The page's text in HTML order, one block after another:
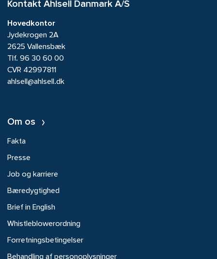
Kontakt Ahlsell Danmark A/S
Hovedkontor
Jydekrogen 2A
2625 Vallensbæk
Tlf. 96 30 60 00
CVR 42997811
ahlsell@ahlsell.dk
Om os
Fakta
Presse
Job og karriere
Bæredygtighed
Brief in English
Whistleblowerordning
Forretningsbetingelser
Behandling af personoplysninger